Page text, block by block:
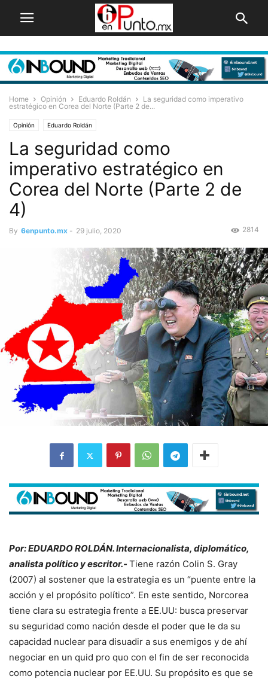
Home Opinión Eduardo Roldán
La seguridad como imperativo
estratégico en Corea del Norte (Parte 2 de...
Opinión Eduardo Roldán
La seguridad como
imperativo estratégico en
Corea del Norte (Parte 2 de
4)
By 6enpunto.mx - 29 julio, 2020 2814
Por: EDUARDO ROLDÁN. Internacionalista, diplomático,
analista político y escritor.- Tiene razón Colin S. Gray
(2007) al sostener que la estrategia es un “puente entre la
acción y el propósito político”. En este sentido, Norcorea
tiene clara su estrategia frente a EE.UU: busca preservar
su seguridad como nación desde el poder que le da su
capacidad nuclear para disuadir a sus enemigos y de ahí
negociar en un quid pro quo con el fin de ser reconocida
como potencia nuclear por EE.UU. Su propósito es que se